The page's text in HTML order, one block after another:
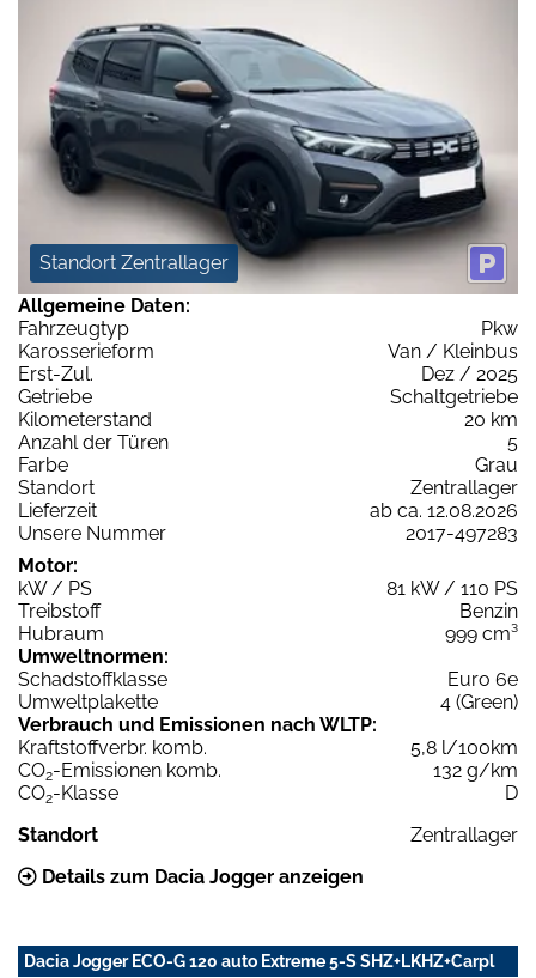
Standort Zentrallager
Allgemeine Daten:
Fahrzeugtyp
Pkw
Karosserieform
Van / Kleinbus
Erst-Zul.
Dez / 2025
Getriebe
Schaltgetriebe
Kilometerstand
20 km
Anzahl der Türen
5
Farbe
Grau
Standort
Zentrallager
Lieferzeit
ab ca. 12.08.2026
Unsere Nummer
2017-497283
Motor:
kW / PS
81 kW / 110 PS
Treibstoff
Benzin
Hubraum
999 cm³
Umweltnormen:
Schadstoffklasse
Euro 6e
Umweltplakette
4 (Green)
Verbrauch und Emissionen nach WLTP:
Kraftstoffverbr. komb.
5,8 l/100km
CO2-Emissionen komb.
132 g/km
CO2-Klasse
D
Standort
Zentrallager
Details zum Dacia Jogger anzeigen
Dacia Jogger ECO-G 120 auto Extreme 5-S SHZ+LKHZ+Carpl